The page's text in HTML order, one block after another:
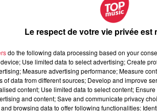
peuvent représenter un surcoût, et elles
maître d'oeuvre, constructeur afin qu'il
Le respect de votre vie privée est
do the following data processing based on your
Use limited data to select advertising; Create
Measure advertising performance; Measure
of data from different sources; Develop and improve
content; Use limited data to select content;
and content; Save and communicate privacy
browsing data to offer following functionalities: